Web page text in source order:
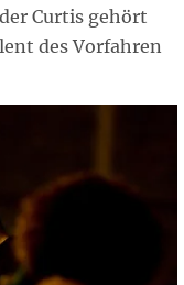
Curtis gehört
des Vorfahren